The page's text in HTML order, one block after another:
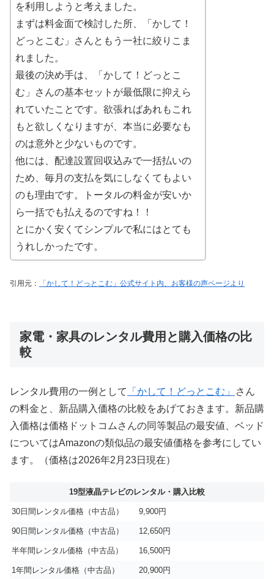
を利用しようと考えました。
まずは料金面で検討した所、「かして！
どっとこむ」さんともう一社に絞りこま
れました。
最後の決め手は、「かして！どっとこ
む」さんの基本セットが最低限に抑えら
れていたことです。欲張ればあれもこれ
もと欲しくなりますが、本当に必要なも
のは意外と少ないものです。
他には、配達設置回収込みで一括払いの
ため、毎月の支払を気にしなくてもよい
のも理由です。トータルの料金が安いか
ら一括でも払えるのですね！！
とにかく安くてシンプルで私にはとても
うれしかったです。
引用元： 「かして！どっとこむ」公式サイト内、お客様の声ページより
家電・家具のレンタル費用と購入価格の比
較
レンタル費用の一例として 「かして！どっとこむ」
さん
の料金と、新品購入価格の比較をあげておきます。新品購
入価格は価格ドットコムさんの同等製品の最安値、ベッド
についてはAmazonの類似品の最安値価格を参考にしてい
ます。（価格は2026年2月23日現在）
19型液晶テレビのレンタル・購入比較
30日間レンタル価格（中古品） 9,900円
90日間レンタル価格（中古品） 12,650円
半年間レンタル価格（中古品） 16,500円
1年間レンタル価格（中古品） 20,900円